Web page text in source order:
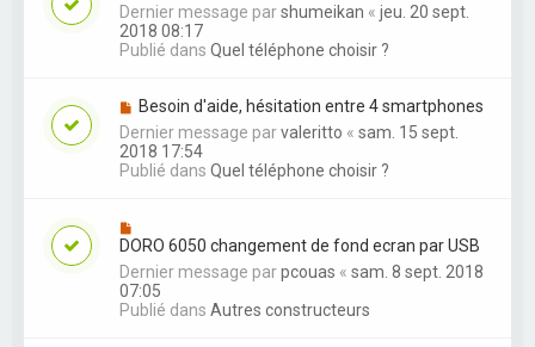
Dernier message parshumeikan « jeu. 20 sept.
2018 08:17
Publié dans Quel téléphone choisir ?
Besoin d'aide, hésitation entre 4 smartphones
Dernier message parvaleritto « sam. 15 sept.
2018 17:54
Publié dans Quel téléphone choisir ?
DORO 6050 changement de fond ecran par USB
Dernier message parpcouas « sam. 8 sept. 2018
07:05
Publié dans Autres constructeurs